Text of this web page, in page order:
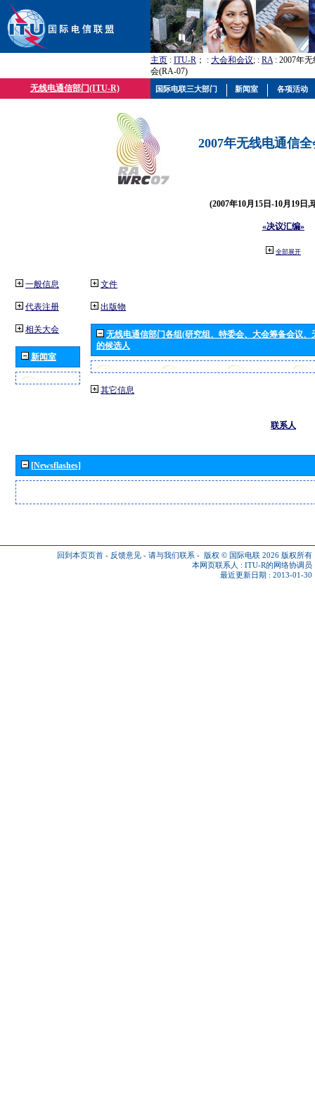
主页 : ITU-R ； : 大会和会议; : RA: 2007年
会(RA-07)
无线电通信部门(ITU-R)
2007年无线电通信
(2007年10月15日-10月19日,
«决议汇编»
全部展开
一般信息
代表注册
相关大会
新闻室
文件
出版物
无线电通信部门各组(研究组、特委会、大会筹备会议
的候选人
其它信息
联系人
[Newsflashes]
回到本页页首 - 反馈意见 - 请与我们联系 - 版权 © 国际电联 2026 版权所有
本网页联系人 : ITU-R的网络协调员
最近更新日期 : 2013-01-30
国际电联三大部门 新闻室 各项活动